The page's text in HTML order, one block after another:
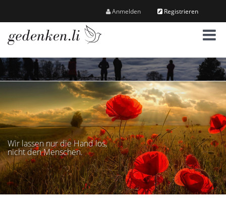
Anmelden Registrieren
M
e
n
ü
Wir lassen nur die Hand los,
nicht den Menschen.